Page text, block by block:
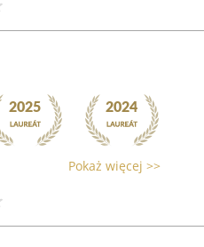
Pokaż więcej >>